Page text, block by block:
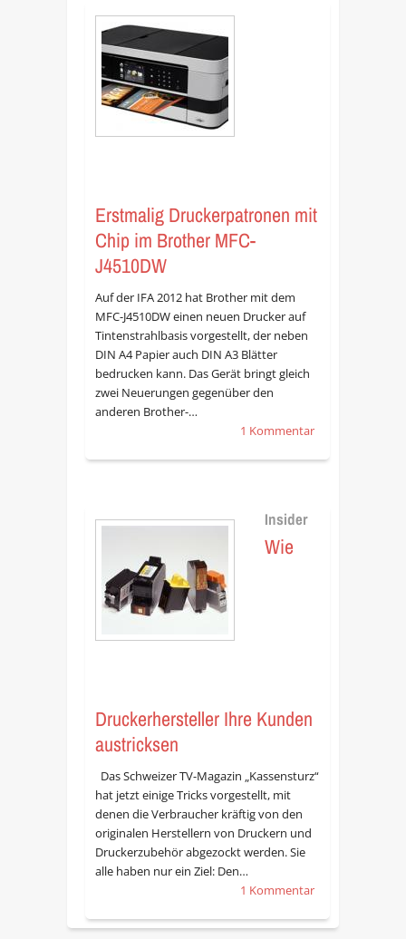
Erstmalig Druckerpatronen mit
Chip im Brother MFC-
J4510DW
Auf der IFA 2012 hat Brother mit dem
MFC-J4510DW einen neuen Drucker auf
Tintenstrahlbasis vorgestellt, der neben
DIN A4 Papier auch DIN A3 Blätter
bedrucken kann. Das Gerät bringt gleich
zwei Neuerungen gegenüber den
anderen Brother-…
1 Kommentar
Insider
Wie
Druckerhersteller Ihre Kunden
austricksen
Das Schweizer TV-Magazin „Kassensturz“
hat jetzt einige Tricks vorgestellt, mit
denen die Verbraucher kräftig von den
originalen Herstellern von Druckern und
Druckerzubehör abgezockt werden. Sie
alle haben nur ein Ziel: Den…
1 Kommentar